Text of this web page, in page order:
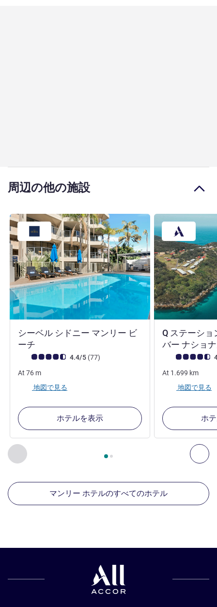
周辺の他の施設
前に戻る - 周辺の他の施設 次
2ページ中 , 周辺の他の施設 1 :, 周辺の他の施設 2
シーベル シドニー マンリー ビ
ーチ
お客さまの声 (確認済みレビュー アコーホテルズ)
4.4/5 (77件のレビュー
)
At 76 m
地図で見る
ホテルを表示
Q ステーショ
バー ナショ
お客さまの声 (
At 1.699 km
地図で見る
ホ
マンリー ホテルのすべてのホテル